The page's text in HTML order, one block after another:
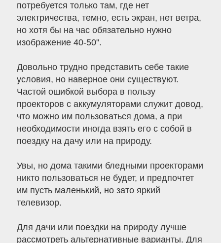
потребуется только там, где нет
электричества, темно, есть экран, нет ветра,
но хотя бы на час обязательно нужно
изображение 40-50".
Довольно трудно представить себе такие
условия, но наверное они существуют.
Частой ошибкой выбора в пользу
проекторов с аккумуляторами служит довод,
что можно им пользоваться дома, а при
необходимости иногда взять его с собой в
поездку на дачу или на природу.
Увы, но дома такими бледными проекторами
никто пользоваться не будет, и предпочтет
им пусть маленький, но зато яркий
телевизор.
Для дачи или поездки на природу лучше
рассмотреть альтернативные варианты. Для